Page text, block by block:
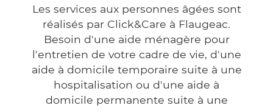
Les services aux personnes âgées sont
réalisés par Click&Care à Flaugeac.
Besoin d'une aide ménagère pour
l'entretien de votre cadre de vie, d'une
aide à domicile temporaire suite à une
hospitalisation ou d'une aide à
domicile permanente suite à une